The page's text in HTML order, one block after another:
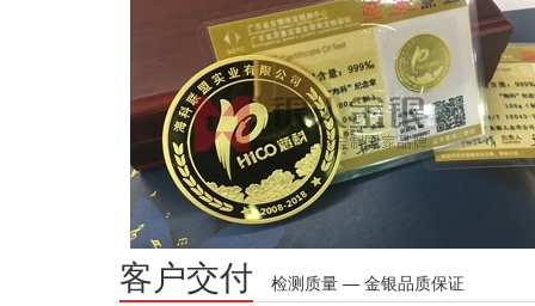
客户交付 检测质量 — 金银品质保证